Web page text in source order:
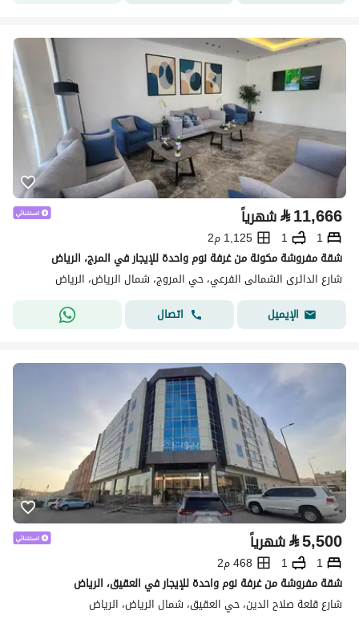
⃁11,666 شهرياً
1
1
1,125 م2
شقة مفروشة مكونة من غرفة نوم واحدة للإيجار في المرج، الرياض
شارع الدائرى الشمالى الفرعي، حي المروج، شمال الرياض، الرياض
الإيميل
اتصال
⃁5,500 شهرياً
1
1
468 م2
شقة مفروشة من غرفة نوم واحدة للإيجار في العقيق، الرياض
شارع قلعة صلاح الدين، حي العقيق، شمال الرياض، الرياض